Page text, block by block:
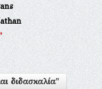
διδασκαλία"